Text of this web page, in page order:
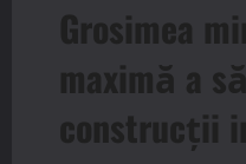
Grosimea
maximă a
construcții